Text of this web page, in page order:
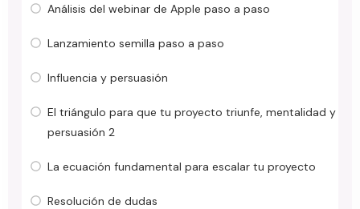
Análisis del webinar de Apple paso a paso
Lanzamiento semilla paso a paso
Influencia y persuasión
El triángulo para que tu proyecto triunfe, mentalidad y
persuasión 2
La ecuación fundamental para escalar tu proyecto
Resolución de dudas